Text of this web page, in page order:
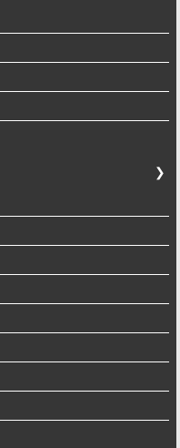
❯